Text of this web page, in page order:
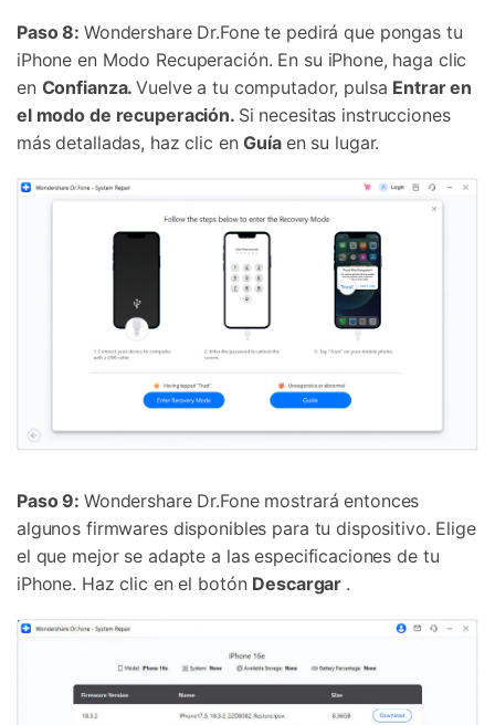
Paso 8: Wondershare Dr.Fone te pedirá que pongas tu
iPhone en Modo Recuperación. En su iPhone, haga clic
en Confianza.Vuelve a tu computador, pulsa Entrar en
el modo de recuperación. Si necesitas instrucciones
más detalladas, haz clic enGuía en su lugar.
Paso 9: Wondershare Dr.Fone mostrará entonces
algunos firmwares disponibles para tu dispositivo. Elige
el que mejor se adapte a las especificaciones de tu
iPhone. Haz clic en el botón Descargar .